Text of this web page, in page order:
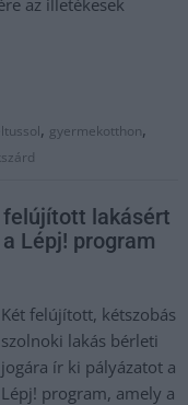
, gyermekotthon,
lakásért
Lépj! program
Két felújított, kétszobás
szolnoki lakás bérleti
jogára ír ki pályázatot a
Lépj! program, amely a